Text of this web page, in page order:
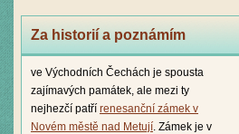
Za historií a poznámím
ve Východních Čechách je spousta
zajímavých památek, ale mezi ty
nejhezčí patří renesanční zámek v
Novém městě nad Metují. Zámek je v